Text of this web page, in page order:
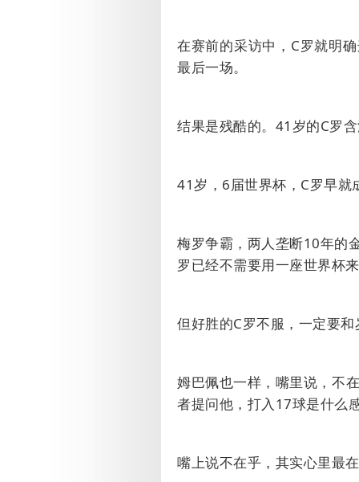
在赛前的采访中， C罗就明
最后一场。
结果是残酷的。 41 岁的C罗
41岁， 6届世界杯， C罗早就
梅罗争霸，两人垄断10年的
罗已经不需要用一座世界杯
但好胜的C罗不服，一定要
姆巴佩也一样，嘴里说，不
者提问他，打入 17球是什么
嘴上说不在乎，其实心里最